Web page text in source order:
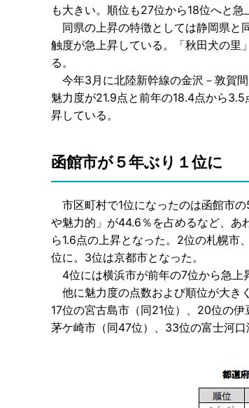
も大きい。順位も27位から18位へと急
同県の上昇の特徴としては静岡県と
触度が急上昇している。「秋田犬の里
る。
今年3月に北陸新幹線の金沢－敦賀
魅力度が21.9点と前年の18.4点から
昇している。
函館市が５年ぶり１位に
市区町村で1位になったのは函館市
や魅力的」が44.6％を占めるなど、あ
ら1.6点の上昇となった。2位の札幌市
位に。3位は京都市となった。
4位には横浜市が前年の7位から急上
他に魅力度の点数および順位が大き
17位の宮古島市（同21位）、20位の
茅ケ崎市（同47位）、33位の富士河口